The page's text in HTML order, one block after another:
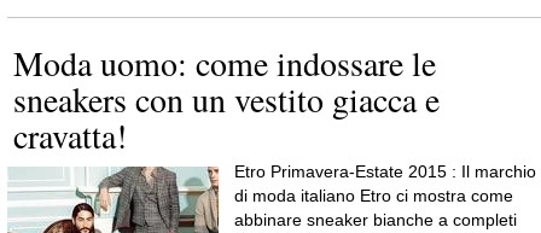
Moda uomo: come indossare le
sneakers con un vestito giacca e
cravatta!
Etro Primavera-Estate 2015 : Il marchio
di moda italiano Etro ci mostra come
abbinare sneaker bianche a completi